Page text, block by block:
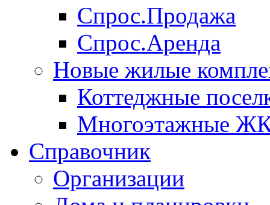
Спрос.Продажа
Спрос.Аренда
Новые жилые
Коттеджные
Многоэтажные
Справочник
Организации